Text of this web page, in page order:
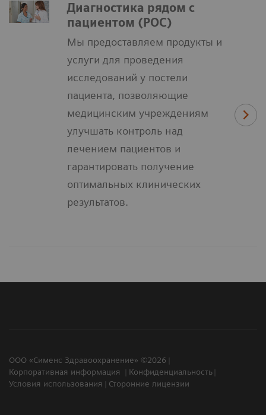
Диагностика рядом с
пациентом (POC)
Мы предоставляем продукты и
услуги для проведения
исследований у постели
пациента, позволяющие
медицинским учреждениям
улучшать контроль над
лечением пациентов и
гарантировать получение
оптимальных клинических
результатов.
ООО «Сименс Здравоохранение» ©2026
Корпоративная информация
Конфиденциальность
Условия использования
Сторонние лицензии